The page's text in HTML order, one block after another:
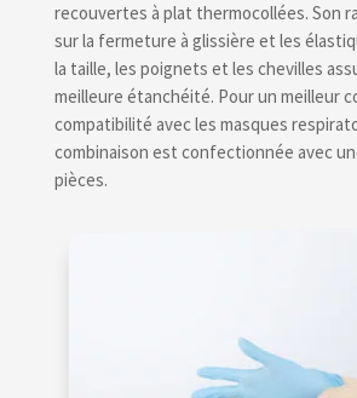
recouvertes à plat thermocollées. Son
sur la fermeture à glissière et les
la taille, les poignets et les chevilles
meilleure étanchéité. Pour un meilleur
compatibilité avec les masques
combinaison est confectionnée avec
pièces.